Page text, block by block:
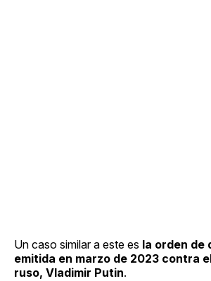
Un caso similar a este es la orden de
emitida en marzo de 2023 contra
ruso, Vladimir Putin.